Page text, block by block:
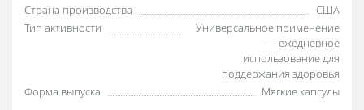
Страна производства
США
Тип активности
Универсальное применение
— ежедневное
использование для
поддержания здоровья
Форма выпуска
Мягкие капсулы